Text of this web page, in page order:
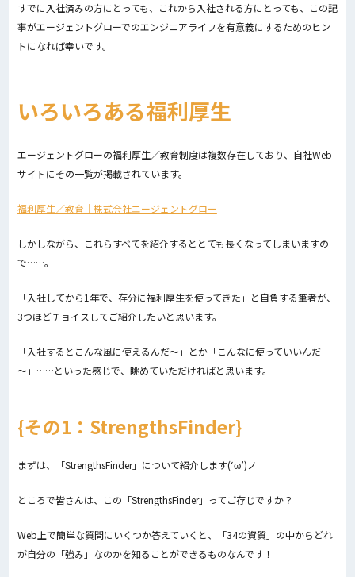
すでに入社済みの方にとっても、これから入社される方にとっても、この記
事がエージェントグローでのエンジニアライフを有意義にするためのヒン
トになれば幸いです。
いろいろある福利厚生
エージェントグローの福利厚生／教育制度は複数存在しており、自社Web
サイトにその一覧が掲載されています。
福利厚生／教育｜株式会社エージェントグロー
しかしながら、これらすべてを紹介するととても長くなってしまいますの
で……。
「入社してから1年で、存分に福利厚生を使ってきた」と自負する筆者が、
3つほどチョイスしてご紹介したいと思います。
「入社するとこんな風に使えるんだ～」とか「こんなに使っていいんだ
～」……といった感じで、眺めていただければと思います。
その1：StrengthsFinder
まずは、「StrengthsFinder」について紹介します(‘ω’)ノ
ところで皆さんは、この「StrengthsFinder」ってご存じですか？
Web上で簡単な質問にいくつか答えていくと、「34の資質」の中からどれ
が自分の「強み」なのかを知ることができるものなんです！